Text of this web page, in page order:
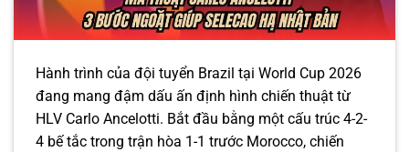
Hành trình của đội tuyển Brazil tại World Cup 2026
đang mang đậm dấu ấn định hình chiến thuật từ
HLV Carlo Ancelotti. Bắt đầu bằng một cấu trúc 4-2-
4 bế tắc trong trận hòa 1-1 trước Morocco, chiến